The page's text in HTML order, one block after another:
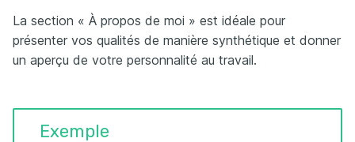
La section « À propos de moi » est idéale pour
présenter vos qualités de manière synthétique et donner
un aperçu de votre personnalité au travail.
Exemple